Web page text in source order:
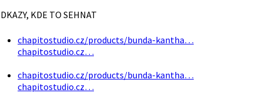
KDE TO SEHNAT
chapitostudio.cz/products/bunda-kantha…
chapitostudio.cz…
chapitostudio.cz/products/bunda-kantha…
chapitostudio.cz…